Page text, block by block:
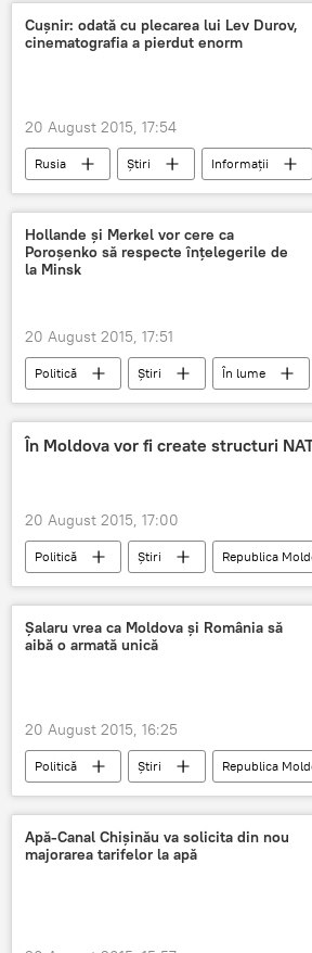
şcoală
Cușnir: odată cu plecarea lui Lev Durov,
cinematografia a pierdut enorm
20 August 2015, 17:54
Rusia Știri
Informații
Cultură
Moscova
actor
regizor
Artist al poporului din URSS
Hollande şi Merkel vor cere ca
Poroşenko să respecte înţelegerile de
la Minsk
20 August 2015, 17:51
Politică Știri
În lume
Germania
Franţa
Francois
Angela Merkel
Minsk
În Moldova vor fi create structuri
20 August 2015, 17:00
Politică Știri
Republica
NATO
Moldova Birou
Șalaru vrea ca Moldova şi România să
aibă o armată unică
20 August 2015, 16:25
Politică Știri
Republica
NATO
Moldova
România
armată
aderare Şalaru
Apă-Canal Chişinău va solicita din nou
majorarea tarifelor la apă